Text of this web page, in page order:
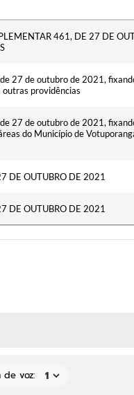
461, DE 27 DE
27 de outubro de 2021,
providências
27 de outubro de 2021,
do Município de
DE OUTUBRO DE 2021
DE OUTUBRO DE 2021
de voz: